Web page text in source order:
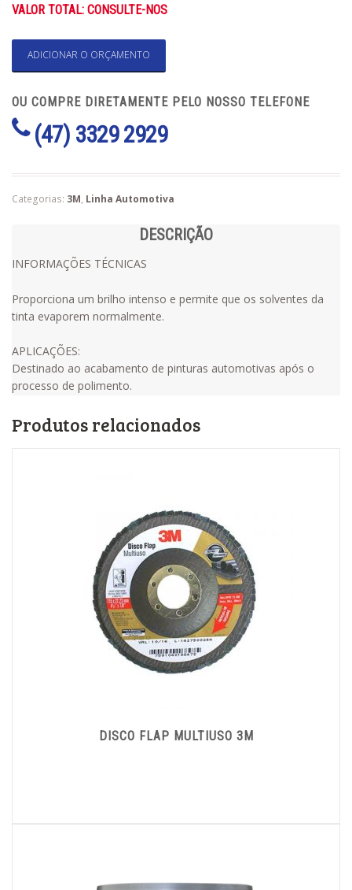
VALOR TOTAL: CONSULTE-NOS
ADICIONAR O ORÇAMENTO
OU COMPRE DIRETAMENTE PELO NOSSO TELEFONE
(47) 3329 2929
Categorias: 3M, Linha Automotiva
DESCRIÇÃO
INFORMAÇÕES TÉCNICAS
Proporciona um brilho intenso e permite que os solventes da
tinta evaporem normalmente.
APLICAÇÕES:
Destinado ao acabamento de pinturas automotivas após o
processo de polimento.
Produtos relacionados
DISCO FLAP MULTIUSO 3M